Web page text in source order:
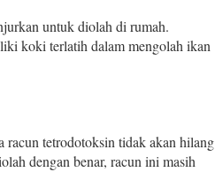
untuk diolah di rumah.
koki terlatih dalam mengolah ikan
racun tetrodotoksin tidak akan hilang
dengan benar, racun ini masih